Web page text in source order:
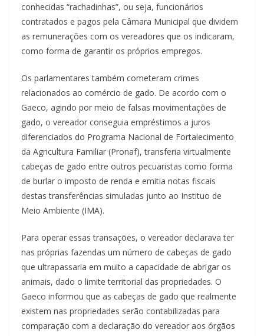
conhecidas “rachadinhas”, ou seja, funcionários
contratados e pagos pela Câmara Municipal que dividem
as remunerações com os vereadores que os indicaram,
como forma de garantir os próprios empregos.
Os parlamentares também cometeram crimes
relacionados ao comércio de gado. De acordo com o
Gaeco, agindo por meio de falsas movimentações de
gado, o vereador conseguia empréstimos a juros
diferenciados do Programa Nacional de Fortalecimento
da Agricultura Familiar (Pronaf), transferia virtualmente
cabeças de gado entre outros pecuaristas como forma
de burlar o imposto de renda e emitia notas fiscais
destas transferências simuladas junto ao Instituo de
Meio Ambiente (IMA).
Para operar essas transações, o vereador declarava ter
nas próprias fazendas um número de cabeças de gado
que ultrapassaria em muito a capacidade de abrigar os
animais, dado o limite territorial das propriedades. O
Gaeco informou que as cabeças de gado que realmente
existem nas propriedades serão contabilizadas para
comparação com a declaração do vereador aos órgãos